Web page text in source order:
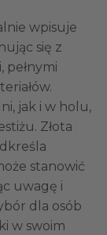
wpisuje
się z
pełnymi
jak i w holu,
Złota
stanowić
uwagę i
dla osób
w swoim